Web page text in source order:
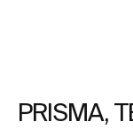
PRISMA,